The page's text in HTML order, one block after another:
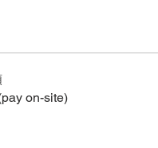
on-site)